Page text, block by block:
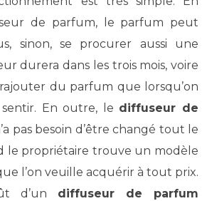
de parfum, le parfum peut
sinon, se procurer aussi une
durera dans les trois mois, voire
du parfum que lorsqu’on
En outre, le diffuseur de
pas besoin d’être changé tout le
le propriétaire trouve un modèle
l’on veuille acquérir à tout prix.
d’un diffuseur de parfum